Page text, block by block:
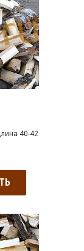
40-42